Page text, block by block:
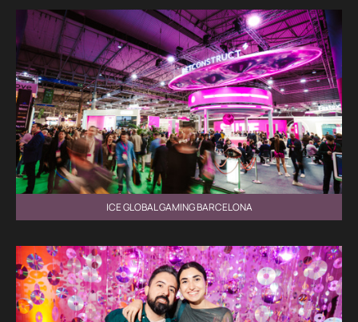
ICE GLOBAL GAMING BARCELONA